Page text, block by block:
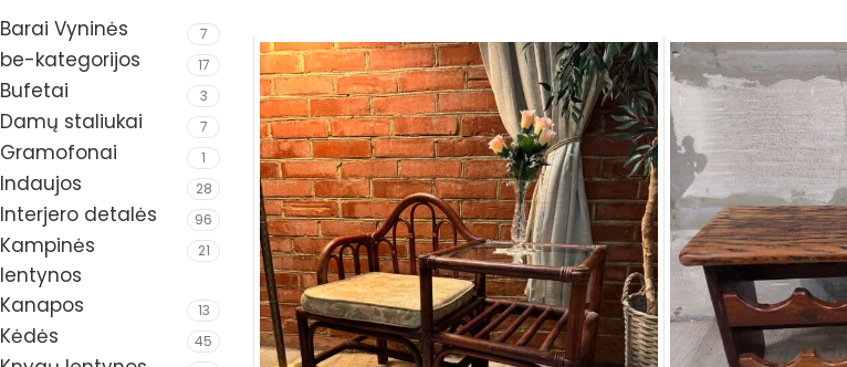
Barai Vyninės 7
be-kategorijos 17
Bufetai 3
Damų staliukai 7
Gramofonai 1
Indaujos 28
Interjero detalės 96
Kampinės
lentynos
21
Kanapos 13
Kėdės 45